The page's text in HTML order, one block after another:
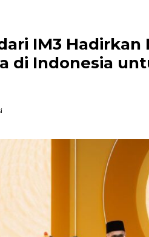
IM3
di Indonesia